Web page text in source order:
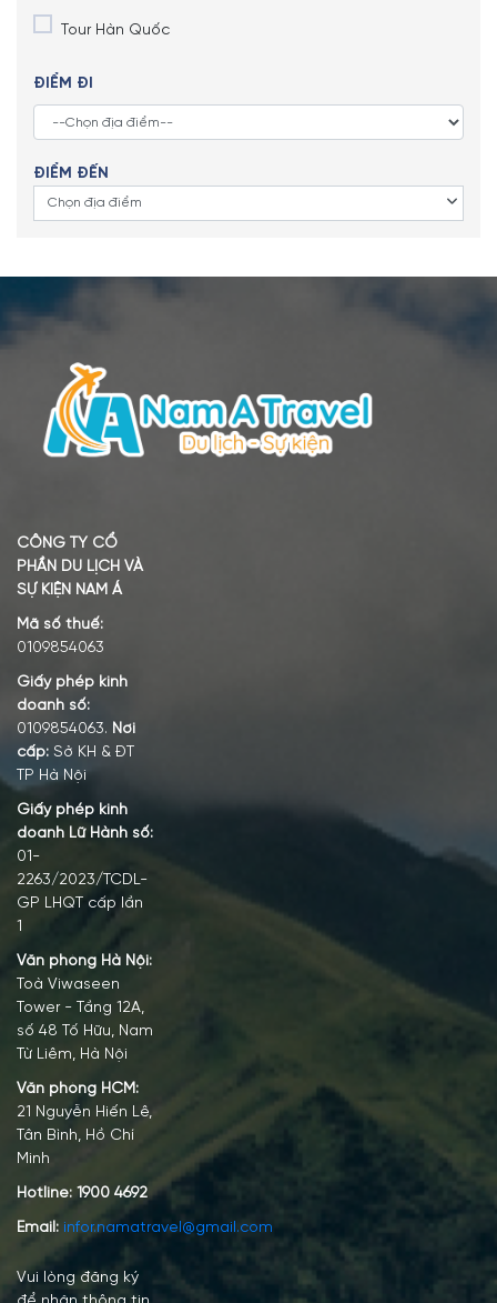
Tour Hàn Quốc
ĐIỂM ĐI
ĐIỂM ĐẾN
Chọn địa điểm
CÔNG TY CỔ
PHẦN DU LỊCH VÀ
SỰ KIỆN NAM Á
Mã số thuế:
0109854063
Giấy phép kinh
doanh số:
0109854063. Nơi
cấp: Sở KH & ĐT
TP Hà Nội
Giấy phép kinh
doanh Lữ Hành số:
01-
2263/2023/TCDL-
GP LHQT cấp lần
1
Văn phòng Hà Nội:
Toà Viwaseen
Tower - Tầng 12A,
số 48 Tố Hữu, Nam
Từ Liêm, Hà Nội
Văn phòng HCM:
21 Nguyễn Hiến Lê,
Tân Bình, Hồ Chí
Minh
Hotline: 1900 4692
Email: infor.namatravel@gmail.com
Vui lòng đăng ký